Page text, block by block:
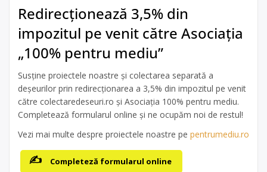
Redirecționează 3,5% din
impozitul pe venit către Asociația
„100% pentru mediu”
Susține proiectele noastre și colectarea separată a
deșeurilor prin redirecționarea a 3,5% din impozitul pe venit
către colectaredeseuri.ro și Asociația 100% pentru mediu.
Completează formularul online și ne ocupăm noi de restul!
Vezi mai multe despre proiectele noastre pe pentrumediu.ro
Completeză formularul online